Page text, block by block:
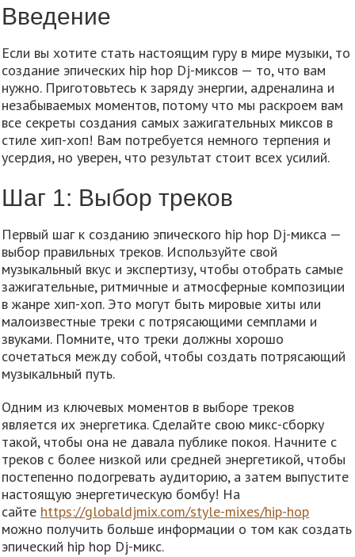
Введение
Если вы хотите стать настоящим гуру в мире музыки, то
создание эпических hip hop Dj-миксов — то, что вам
нужно. Приготовьтесь к заряду энергии, адреналина и
незабываемых моментов, потому что мы раскроем вам
все секреты создания самых зажигательных миксов в
стиле хип-хоп! Вам потребуется немного терпения и
усердия, но уверен, что результат стоит всех усилий.
Шаг 1: Выбор треков
Первый шаг к созданию эпического hip hop Dj-микса —
выбор правильных треков. Используйте свой
музыкальный вкус и экспертизу, чтобы отобрать самые
зажигательные, ритмичные и атмосферные композиции
в жанре хип-хоп. Это могут быть мировые хиты или
малоизвестные треки с потрясающими семплами и
звуками. Помните, что треки должны хорошо
сочетаться между собой, чтобы создать потрясающий
музыкальный путь.
Одним из ключевых моментов в выборе треков
является их энергетика. Сделайте свою микс-сборку
такой, чтобы она не давала публике покоя. Начните с
треков с более низкой или средней энергетикой, чтобы
постепенно подогревать аудиторию, а затем выпустите
настоящую энергетическую бомбу! На
сайте https://globaldjmix.com/style-mixes/hip-hop
можно получить больше информации о том как создать
эпический hip hop Dj-микс.